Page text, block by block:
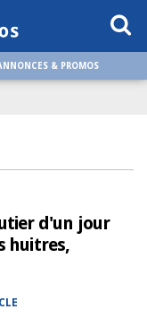
& PROMOS
d'un jour
huitres,